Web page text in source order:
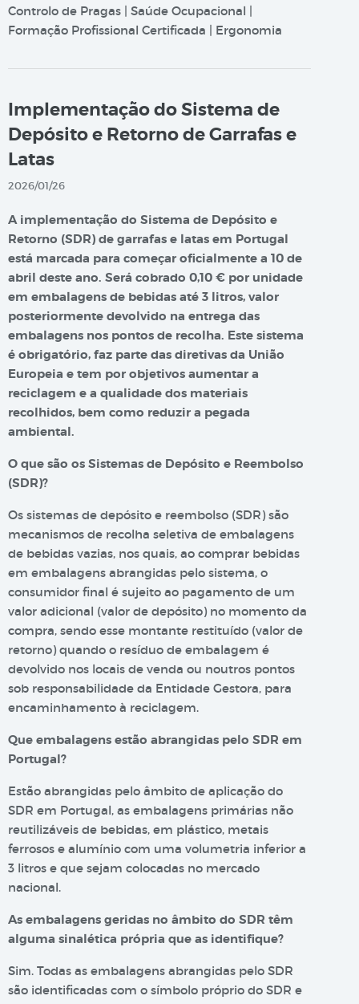
Controlo de Pragas | Saúde Ocupacional |
Formação Profissional Certificada | Ergonomia
Implementação do Sistema de
Depósito e Retorno de Garrafas e
Latas
2026/01/26
A implementação do Sistema de Depósito e
Retorno (SDR) de garrafas e latas em Portugal
está marcada para começar oficialmente a 10 de
abril deste ano. Será cobrado 0,10 € por unidade
em embalagens de bebidas até 3 litros, valor
posteriormente devolvido na entrega das
embalagens nos pontos de recolha. Este sistema
é obrigatório, faz parte das diretivas da União
Europeia e tem por objetivos aumentar a
reciclagem e a qualidade dos materiais
recolhidos, bem como reduzir a pegada
ambiental.
O que são os Sistemas de Depósito e Reembolso
(SDR)?
Os sistemas de depósito e reembolso (SDR) são
mecanismos de recolha seletiva de embalagens
de bebidas vazias, nos quais, ao comprar bebidas
em embalagens abrangidas pelo sistema, o
consumidor final é sujeito ao pagamento de um
valor adicional (valor de depósito) no momento da
compra, sendo esse montante restituído (valor de
retorno) quando o resíduo de embalagem é
devolvido nos locais de venda ou noutros pontos
sob responsabilidade da Entidade Gestora, para
encaminhamento à reciclagem.
Que embalagens estão abrangidas pelo SDR em
Portugal?
Estão abrangidas pelo âmbito de aplicação do
SDR em Portugal, as embalagens primárias não
reutilizáveis de bebidas, em plástico, metais
ferrosos e alumínio com uma volumetria inferior a
3 litros e que sejam colocadas no mercado
nacional.
As embalagens geridas no âmbito do SDR têm
alguma sinalética própria que as identifique?
Sim. Todas as embalagens abrangidas pelo SDR
são identificadas com o símbolo próprio do SDR e